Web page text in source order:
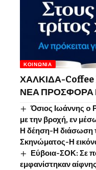
ΚΟΙΝΩΝΊΑ
ΧΑΛΚΙΔΑ-
ΝΕΑ ΠΡΟΣΦΟΡΑ
Όσιος Ιωάννης o
με την βροχή, εν
Η δέηση-Η διάσωση
Σκηνώματος-Η
Εύβοια-ΣΟΚ: Σε
εμφανίστηκαν